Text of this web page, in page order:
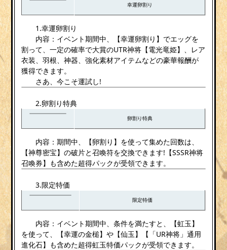
幸運卵割り
1.幸運卵割り
内容：イベント期間中、【幸運卵割り】でエッグを
割って、一定の確率で大賞のUTR神将【電光竜姫】、レア
衣装、羽根、神器、強化素材アイテムなどの豪華報酬が
獲得できます。
さあ、今こそ運試し!
2.卵割り特典
卵割り特典
内容：期間中、【卵割り】を使って集めた回数は、
【神尊密宝】の破片と召喚符を交換できます!【SSSR神将
召喚券】も含めた超得パックが受領できます。
3.限定特価
限定特価
内容：イベント期間中、条件を満たすと、【虹玉】
を使って、【幸運の金槌】や【仙玉】【「UR神将」通用
進化石】も含めた超得虹玉特価パックが受領できます。